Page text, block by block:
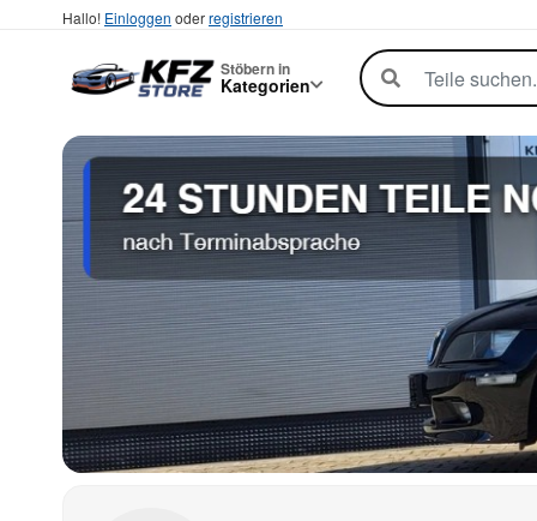
Hallo! Einloggen oderregistrieren
Stöbern in
Kategorien